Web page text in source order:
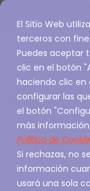
El Sitio Web
terceros con
Puedes aceptar
clic en el botón
haciendo clic en
configurar las
el botón
más
Política de
Si rechazas, no
información
usará una sola